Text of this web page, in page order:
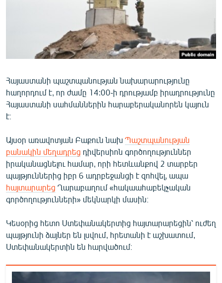
ՄԵԿՆԱԲԱՆՈՒԹՅՈՒՆ
ԿՈՐՈՆԱՎԻՐՈՒՍ
ԱՐԽԻՎ
ՏԵՍԱՆՅՈՒԹԵՐ
ՁԳՏԵԼՈՎ ԼԱՎԱԳՈՒՅՆԻՆ
ՓՈԴՔԱՍԹ
Հայերեն
Русский
Հայաստանի պաշտպանության նախարարությունը
հաղորդում է, որ ժամը 14:00-ի դրությամբ իրադրությունը
Հայաստանի սահմաններին հարաբերականորեն կայուն
է։
Այսօր առավոտյան Բաքուն նախ Պաշտպանության
բանակին մեղադրեց դիվերսիոն գործողություններ
իրականացնելու համար, որի հետևանքով 2 տարբեր
պայթյուններից իբր 6 ադրբեջանցի է զոհվել, ապա
հայտարարեց Ղարաբաղում «հակաահաբեկչական
գործողությունների» մեկնարկի մասին։
Կեսօրից հետո Ստեփանակերտից հայտարարեցին՝ ուժեղ
պայթյունի ձայներ են լսվում, հրետանի է աշխատում,
Ստեփանակերտին են հարվածում։